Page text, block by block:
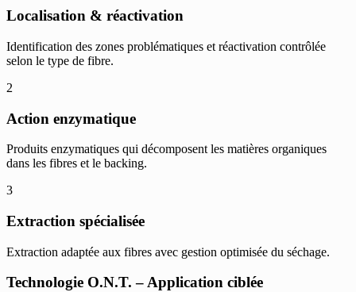
Localisation & réactivation
Identification des zones problématiques et réactivation contrôlée
selon le type de fibre.
2
Action enzymatique
Produits enzymatiques qui décomposent les matières organiques
dans les fibres et le backing.
3
Extraction spécialisée
Extraction adaptée aux fibres avec gestion optimisée du séchage.
Technologie O.N.T. – Application ciblée